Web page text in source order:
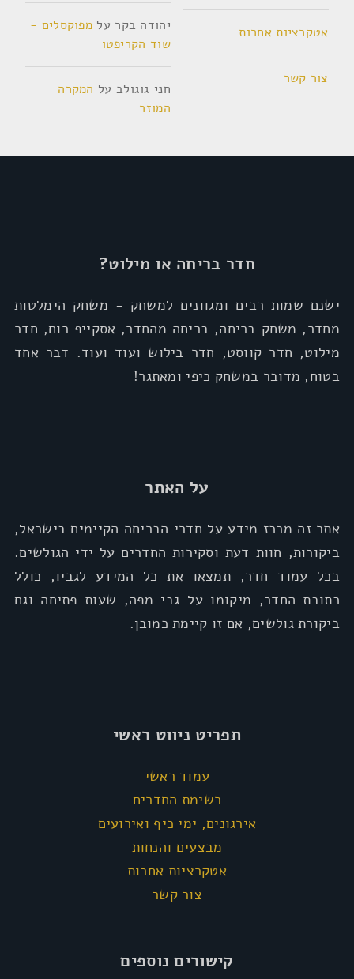
אטקרציות אחרות
צור קשר
יהודה בקר על מפוקסלים -
שוד הקריפטו
חני גוגולב על המקרה
המוזר
חדר בריחה או מילוט?
ישנם שמות רבים ומגוונים למשחק - משחק הימלטות
מחדר, משחק בריחה, בריחה מהחדר, אסקייפ רום, חדר
מילוט, חדר קווסט, חדר בילוש ועוד ועוד. דבר אחד
בטוח, מדובר במשחק כיפי ומאתגר!
על האתר
אתר זה מרכז מידע על חדרי הבריחה הקיימים בישראל,
ביקורות, חוות דעת וסקירות החדרים על ידי הגולשים.
בכל עמוד חדר, תמצאו את כל המידע לגביו, כולל
כתובת החדר, מיקומו על-גבי מפה, שעות פתיחה וגם
ביקורת גולשים, אם זו קיימת כמובן.
תפריט ניווט ראשי
עמוד ראשי
רשימת החדרים
אירגונים, ימי כיף ואירועים
מבצעים והנחות
אטקרציות אחרות
צור קשר
קישורים נוספים